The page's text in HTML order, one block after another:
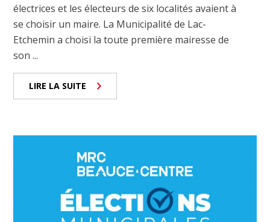
électrices et les électeurs de six localités avaient à
se choisir un maire. La Municipalité de Lac-
Etchemin a choisi la toute première mairesse de
son ...
LIRE LA SUITE